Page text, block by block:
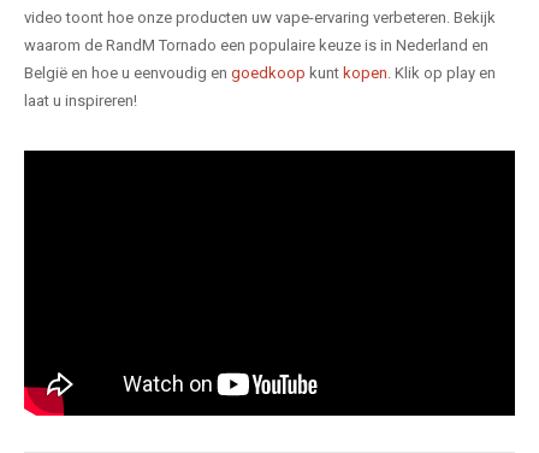
video toont hoe onze producten uw vape-ervaring verbeteren. Bekijk
waarom de RandM Tornado een populaire keuze is in Nederland en
België en hoe u eenvoudig en goedkoop kunt kopen. Klik op play en
laat u inspireren!